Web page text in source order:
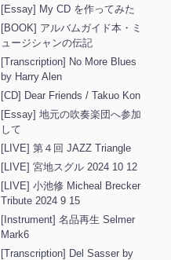
[Essay] My CD を作ってみた
[BOOK] アルバムガイド本・ミ
ュージシャンの伝記
[Transcription] No More Blues
by Harry Alen
[CD] Dear Friends / Takuo Kon
[Essay] 地元の吹奏楽団へ参加
して
[LIVE] 第４回 JAZZ Triangle
[LIVE] 宮地スグル 2024 10 12
[LIVE] 小池修 Micheal Brecker
Tribute 2024 9 15
[Instrument] 名品再生 Selmer
Mark6
[Transcription] Del Sasser by